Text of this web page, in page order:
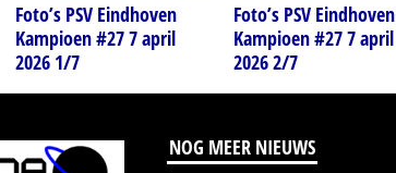
Foto’s PSV Eindhoven
Kampioen #27 7 april
2026 1/7
Foto’s PSV Eindhoven
Kampioen #27 7 april
2026 2/7
NOG MEER NIEUWS